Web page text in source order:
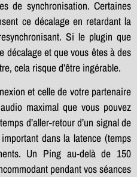
de synchronisation. Certaines
ce décalage en retardant la
Si le plugin que
décalage et que vous êtes à des
cela risque d’être ingérable.
et celle de votre partenaire
maximal que vous pouvez
d’aller-retour d’un signal de
dans la latence (temps
Un Ping au-delà de 150
pendant vos séances